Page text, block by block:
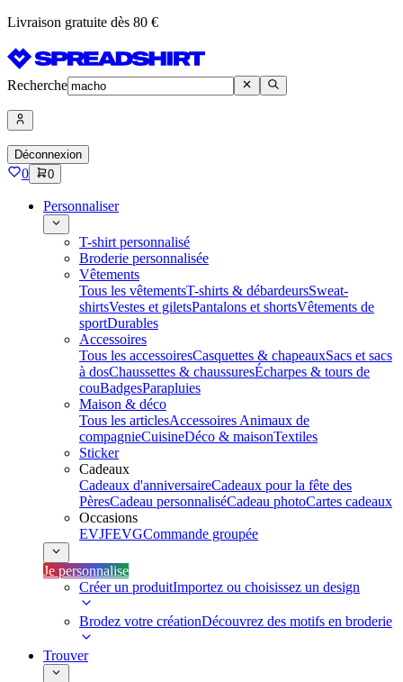
Livraison gratuite dès 80 €
Recherche
Déconnexion
0 0
Personnaliser
T-shirt personnalisé
Broderie personnalisée
Vêtements
Tous les vêtementsT-shirts & débardeursSweat-
shirtsVestes et giletsPantalons et shortsVêtements de
sportDurables
Accessoires
Tous les accessoiresCasquettes & chapeauxSacs et sacs
à dosChaussettes & chaussuresÉcharpes & tours de
couBadgesParapluies
Maison & déco
Tous les articlesAccessoires Animaux de
compagnieCuisineDéco & maisonTextiles
Sticker
Cadeaux
Cadeaux d'anniversaireCadeaux pour la fête des
PèresCadeau personnaliséCadeau photoCartes cadeaux
Occasions
EVJFEVGCommande groupée
Je personnalise
Créer un produitImportez ou choisissez un design
Brodez votre créationDécouvrez des motifs en broderie
Trouver